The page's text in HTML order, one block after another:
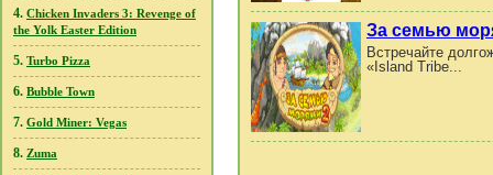
4. Chicken Invaders 3: Revenge of
the Yolk Easter Edition
5. Turbo Pizza
6. Bubble Town
7. Gold Miner: Vegas
8. Zuma
За семью
Встречайте
«Island Tribe...